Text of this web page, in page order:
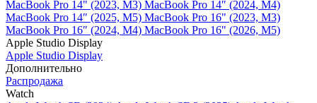
MacBook Pro 14" (2023, M3) MacBook Pro 14″ (2024, M4)
MacBook Pro 14″ (2025, M5) MacBook Pro 16" (2023, M3)
MacBook Pro 16″ (2024, M4) MacBook Pro 16" (2026, M5)
Apple Studio Display
Apple Studio Display
Дополнительно
Распродажа
Watch